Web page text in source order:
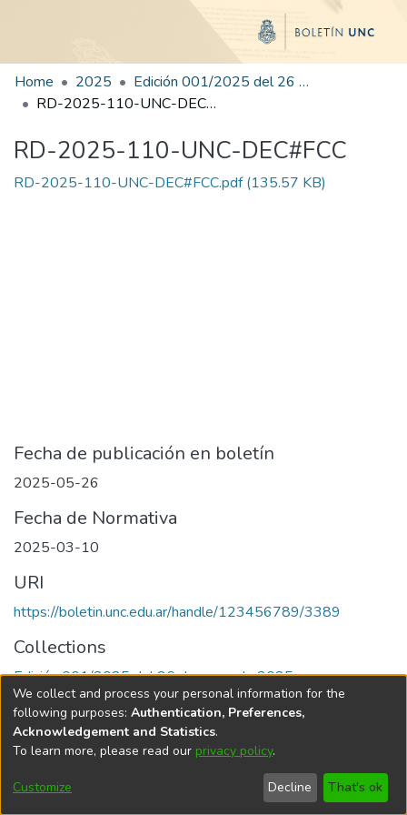
Home 2025
Edición 001/2025 del 26 de mayo de 2025
RD-2025-110-UNC-DEC#FCC
RD-2025-110-UNC-DEC#FCC
RD-2025-110-UNC-DEC#FCC.pdf(135.57 KB)
Fecha de publicación en boletín
2025-05-26
Fecha de Normativa
2025-03-10
URI
https://boletin.unc.edu.ar/handle/123456789/3389
Collections
Edición 001/2025 del 26 de mayo de 2025
Universidad Nacional de Córdoba
We collect and process your personal information for the
following purposes: Authentication, Preferences,
Acknowledgement and Statistics.
To learn more, please read our privacy policy.
Customize Decline That's ok